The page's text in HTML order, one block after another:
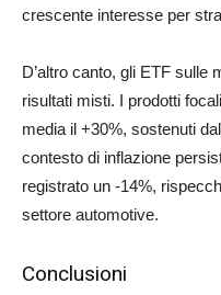
crescente interesse per
D’altro canto, gli ETF sulle
risultati misti. I prodotti
media il +30%, sostenuti
contesto di inflazione
registrato un -14%,
settore automotive.
Conclusioni